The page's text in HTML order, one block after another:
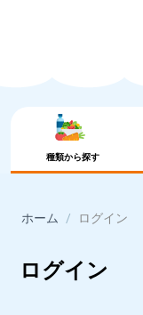
種類から探す
ホーム / ログイン
ログイン